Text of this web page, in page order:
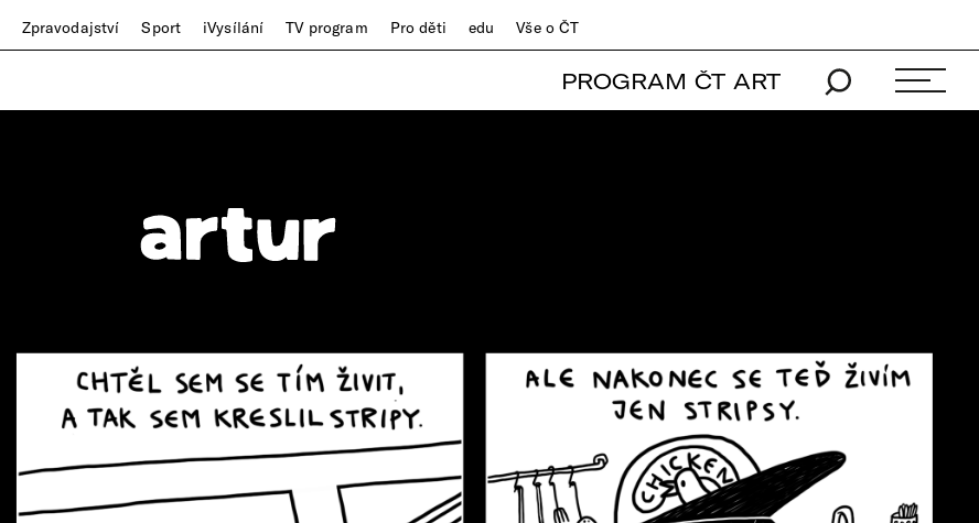
Zpravodajství Sport iVysílání TV program Pro děti edu Vše o ČT
PROGRAM ČT ART